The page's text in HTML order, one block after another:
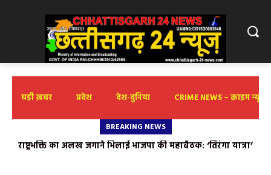
बड़ी ख़बर प्रदेश देश-दुनिया CRIME NEWS – क्राइम न्यूज़
BREAKING NEWS
राष्ट्रभक्ति का अलख जगाने भिलाई भाजपा की महाबैठक: ‘तिरंगा यात्रा’